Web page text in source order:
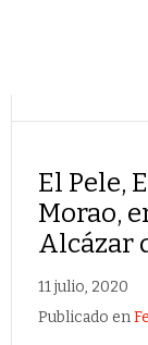
El Pele,
Morao,
Alcázar
11 julio, 2020
Publicado en